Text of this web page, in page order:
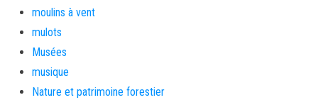
moulins à vent
mulots
Musées
musique
Nature et patrimoine forestier